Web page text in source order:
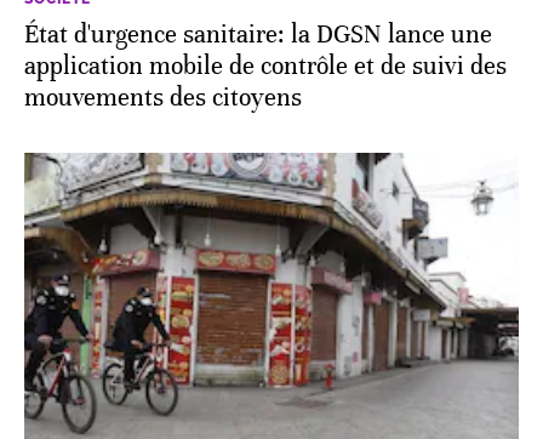
État d'urgence sanitaire: la DGSN lance une
application mobile de contrôle et de suivi des
mouvements des citoyens